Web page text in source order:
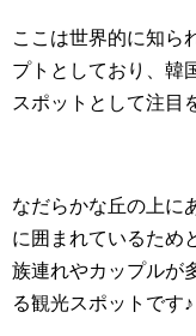
ここは世界的に知ら
プトとしており、韓
スポットとして注目
なだらかな丘の上に
に囲まれているため
族連れやカップルが
る観光スポットです♪